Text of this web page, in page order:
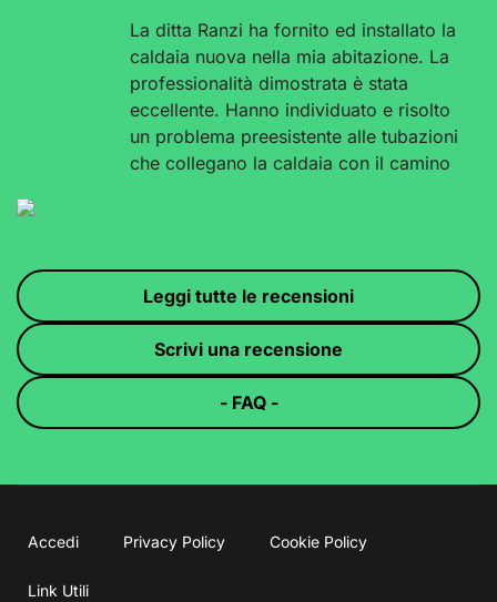
La ditta Ranzi ha fornito ed installato la
caldaia nuova nella mia abitazione. La
professionalità dimostrata è stata
eccellente. Hanno individuato e risolto
un problema preesistente alle tubazioni
che collegano la caldaia con il camino
il preventivo iniziale. Sono molto
soddisfatta e mi fa piacere riconoscere
pubblicamente la bravura e correttezza
dei signori Ranzi e dei loro
collaboratori . Grazie Nicoletta